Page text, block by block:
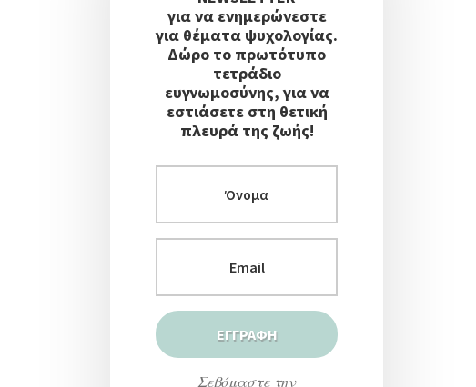
για να ενημερώνεστε
για θέματα ψυχολογίας.
Δώρο το πρωτότυπο
τετράδιο
ευγνωμοσύνης, για να
εστιάσετε στη θετική
πλευρά της ζωής!
Σεβόμαστε την